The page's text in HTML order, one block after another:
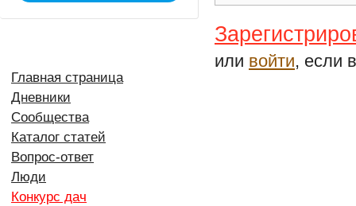
или войти, если
Главная страница
Дневники
Сообщества
Каталог статей
Вопрос-ответ
Люди
Конкурс дач